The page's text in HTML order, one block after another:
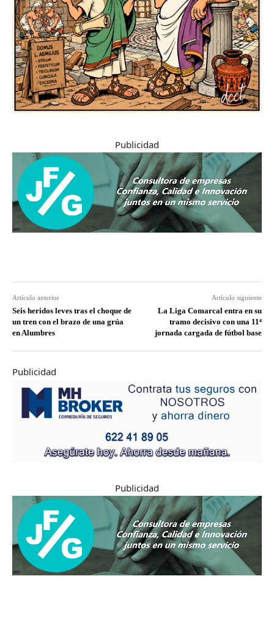
Publicidad
Artículo anterior
Seis heridos leves tras el choque de
un tren con el brazo de una grúa
en Alumbres
Artículo siguiente
La Liga Comarcal entra en su
tramo decisivo con una 11ª
jornada cargada de fútbol base
Publicidad
Publicidad